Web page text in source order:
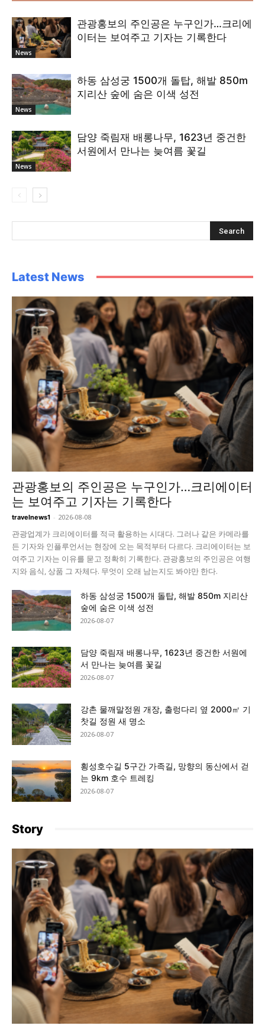
News
관광홍보의 주인공은 누구인가…크리에
이터는 보여주고 기자는 기록한다
News
하동 삼성궁 1500개 돌탑, 해발 850m
지리산 숲에 숨은 이색 성전
News
담양 죽림재 배롱나무, 1623년 중건한
서원에서 만나는 늦여름 꽃길
Latest News
관광홍보의 주인공은 누구인가…크리에이터
는 보여주고 기자는 기록한다
travelnews1 - 2026-08-08
관광업계가 크리에이터를 적극 활용하는 시대다. 그러나 같은 카메라를
든 기자와 인플루언서는 현장에 오는 목적부터 다르다. 크리에이터는 보
여주고 기자는 이유를 묻고 정확히 기록한다. 관광홍보의 주인공은 여행
지와 음식, 상품 그 자체다. 무엇이 오래 남는지도 봐야만 한다.
하동 삼성궁 1500개 돌탑, 해발 850m 지리산
숲에 숨은 이색 성전
2026-08-07
담양 죽림재 배롱나무, 1623년 중건한 서원에
서 만나는 늦여름 꽃길
2026-08-07
강촌 물깨말정원 개장, 출렁다리 옆 2000㎡ 기
찻길 정원 새 명소
2026-08-07
횡성호수길 5구간 가족길, 망향의 동산에서 걷
는 9km 호수 트레킹
2026-08-07
Story